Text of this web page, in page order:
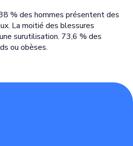
% des hommes présentent des
La moitié des blessures
surutilisation. 73,6 % des
ou obèses.